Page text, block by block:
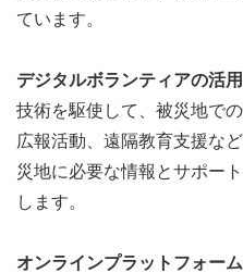
ています。
デジタルボランティアの活
技術を駆使して、被災地で
広報活動、遠隔教育支援な
災地に必要な情報とサポー
します。
オンラインプラットフォー